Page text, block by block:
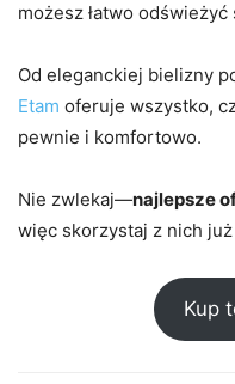
możesz łatwo
Od eleganckiej bielizny
Etam oferuje wszystko,
pewnie i komfortowo.
Nie zwlekaj—najlepsze
więc skorzystaj z nich
Kup